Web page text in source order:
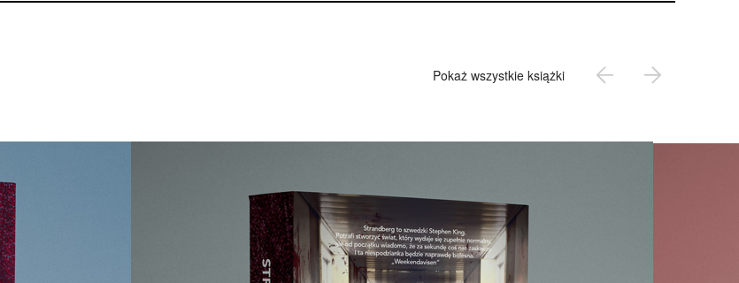
Pokaż wszystkie książki